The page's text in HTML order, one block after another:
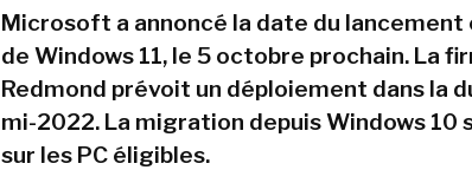
Microsoft a annoncé la date du
de Windows 11, le 5 octobre prochain. La
Redmond prévoit un déploiement dans la
mi-2022. La migration depuis Windows 10
sur les PC éligibles.